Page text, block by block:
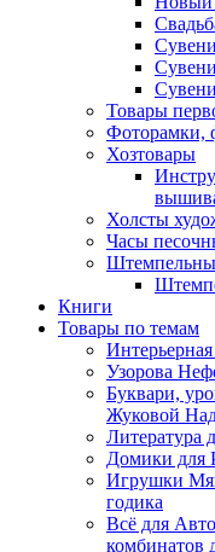
Товары
Фоторамки,
Хозтовары
Холсты
Часы
Книги
Товары по темам
Узорова
Буквари,
Жуковой
Литература
Домики для
Игрушки
годика
Всё для
комбинатов